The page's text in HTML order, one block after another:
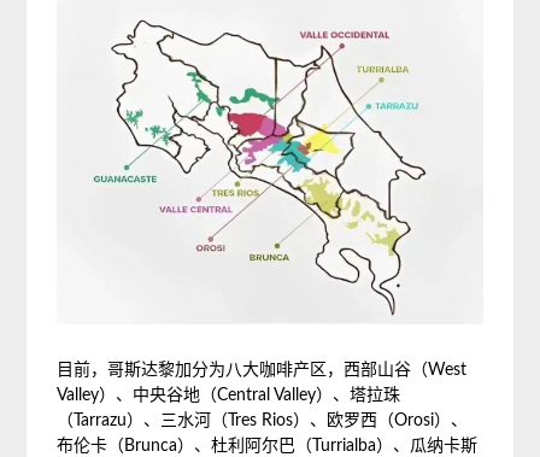
目前，哥斯达黎加分为八大咖啡产区，西部山谷（West
Valley）、中央谷地（Central Valley）、塔拉珠
（Tarrazu）、三水河（Tres Rios）、欧罗西（Orosi）、
布伦卡（Brunca）、杜利阿尔巴（Turrialba）、瓜纳卡斯